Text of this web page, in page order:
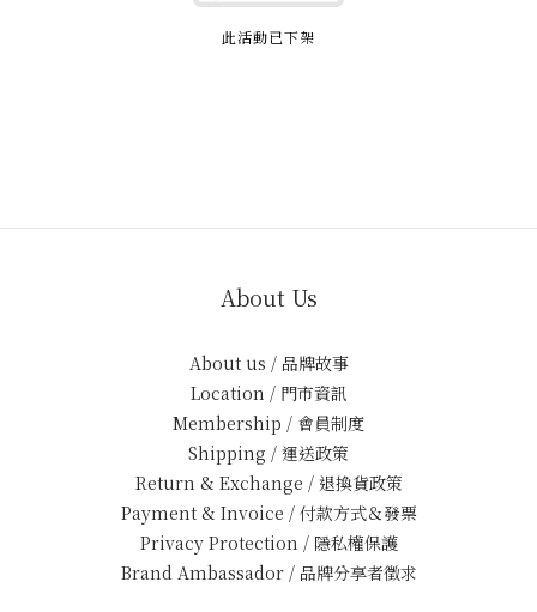
此活動已下架
About Us
About us / 品牌故事
Location / 門市資訊
Membership / 會員制度
Shipping / 運送政策
Return & Exchange / 退換貨政策
Payment & Invoice / 付款方式＆發票
Privacy Protection / 隱私權保護
Brand Ambassador / 品牌分享者徵求